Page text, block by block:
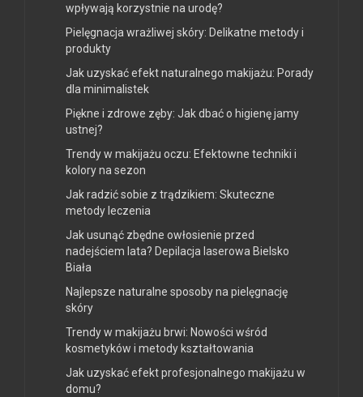
wpływają korzystnie na urodę?
Pielęgnacja wrażliwej skóry: Delikatne metody i
produkty
Jak uzyskać efekt naturalnego makijażu: Porady
dla minimalistek
Piękne i zdrowe zęby: Jak dbać o higienę jamy
ustnej?
Trendy w makijażu oczu: Efektowne techniki i
kolory na sezon
Jak radzić sobie z trądzikiem: Skuteczne
metody leczenia
Jak usunąć zbędne owłosienie przed
nadejściem lata? Depilacja laserowa Bielsko
Biała
Najlepsze naturalne sposoby na pielęgnację
skóry
Trendy w makijażu brwi: Nowości wśród
kosmetyków i metody kształtowania
Jak uzyskać efekt profesjonalnego makijażu w
domu?